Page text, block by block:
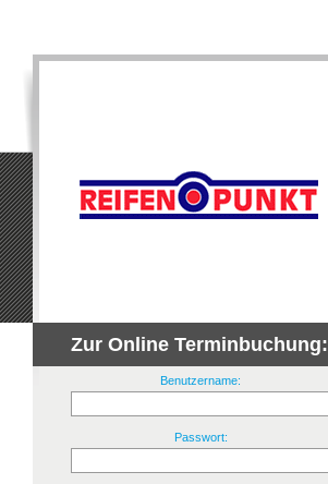
Zur Online Terminbuchung:
Benutzername:
Passwort: